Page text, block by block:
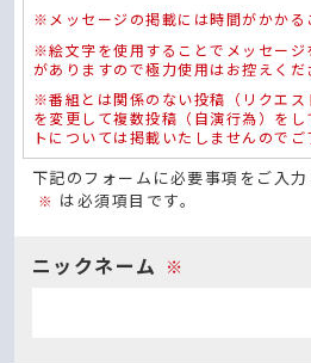
※メッセージの掲載には時間がかかる
※絵文字を使用することでメッセージ
がありますので極力使用はお控えくだ
※番組とは関係のない投稿（リクエス
を変更して複数投稿（自演行為）を
トについては掲載いたしませんのでご
下記のフォームに必要事項をご入力
※ は必須項目です。
ニックネーム ※